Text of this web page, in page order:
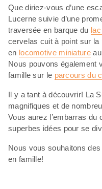
Que diriez-vous d’une
Lucerne suivie d’une
traversée en barque du
cervelas cuit à point sur la
en locomotive miniatureau
Nous pouvons également
famille sur le parcours du
Il y a tant à découvrir! La
magnifiques et de
Vous aurez l’embarras
superbes idées pour se
Nous vous souhaitons
en famille!